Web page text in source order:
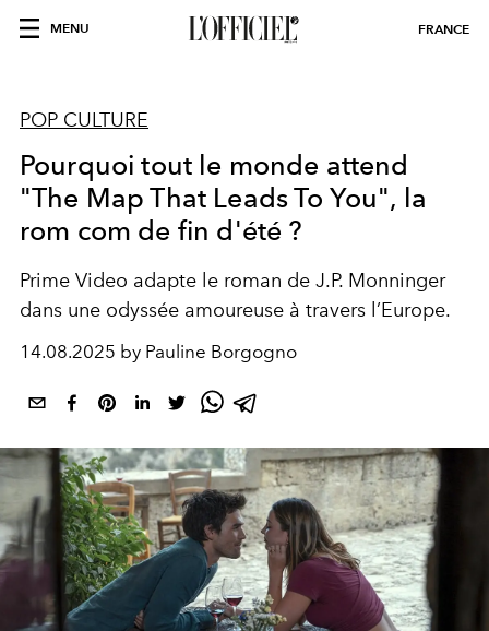
MENU FRANCE
POP CULTURE
Pourquoi tout le monde attend
"The Map That Leads To You", la
rom com de fin d'été ?
Prime Video adapte le roman de J.P. Monninger
dans une odyssée amoureuse à travers l’Europe.
14.08.2025 by Pauline Borgogno